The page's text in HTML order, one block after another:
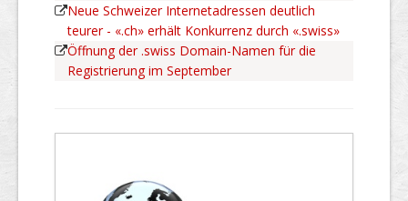
Neue Schweizer Internetadressen deutlich
teurer - «.ch» erhält Konkurrenz durch «.swiss»
Öffnung der .swiss Domain-Namen für die
Registrierung im September